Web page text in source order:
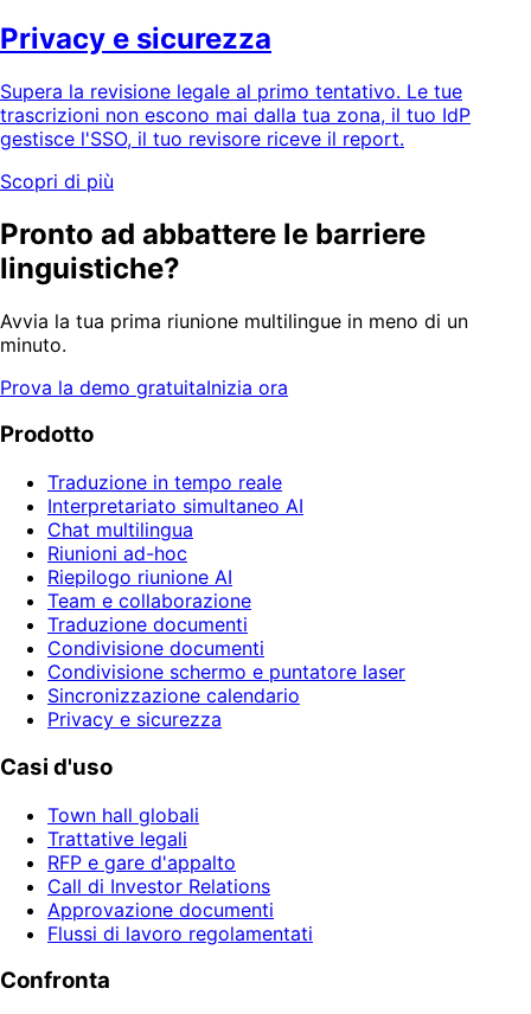
Privacy e sicurezza
Supera la revisione legale al primo tentativo. Le tue
trascrizioni non escono mai dalla tua zona, il tuo IdP
gestisce l'SSO, il tuo revisore riceve il report.
Scopri di più
Pronto ad abbattere le barriere
linguistiche?
Avvia la tua prima riunione multilingue in meno di un
minuto.
Prova la demo gratuitaInizia ora
Prodotto
Traduzione in tempo reale
Interpretariato simultaneo AI
Chat multilingua
Riunioni ad-hoc
Riepilogo riunione AI
Team e collaborazione
Traduzione documenti
Condivisione documenti
Condivisione schermo e puntatore laser
Sincronizzazione calendario
Privacy e sicurezza
Casi d'uso
Town hall globali
Trattative legali
RFP e gare d'appalto
Call di Investor Relations
Approvazione documenti
Flussi di lavoro regolamentati
Confronta